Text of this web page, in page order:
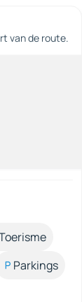
van de route.
Parkings